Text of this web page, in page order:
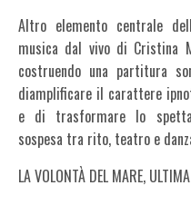
Altro elemento centrale
musica dal vivo di Cristina
costruendo una partitura
diamplificare il carattere
e di trasformare lo
sospesa tra rito, teatro e
LA VOLONTÀ DEL MARE,